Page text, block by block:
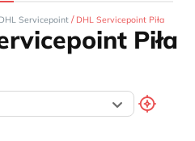
DHL Servicepoint / DHL Servicepoint Piła
Piła